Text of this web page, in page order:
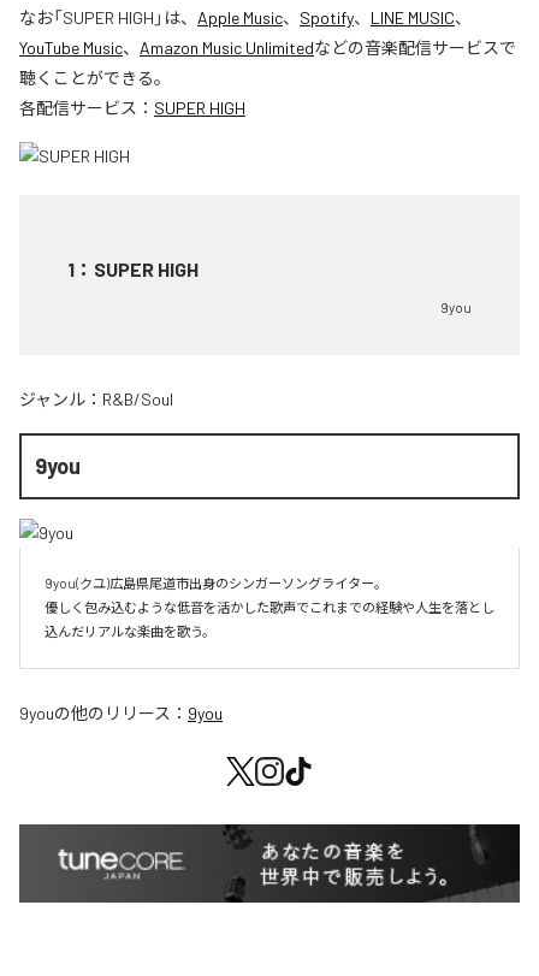
なお「SUPER HIGH 」は、 Apple Music、 Spotify、 LINE MUSIC、
YouTube Music、 Amazon Music Unlimitedなどの音楽配信サービスで
聴くことができる。
各配信サービス： SUPER HIGH
1 ： SUPER HIGH
9you
ジャンル： R&B/Soul
9you
9you(クユ)広島県尾道市出身のシンガーソングライター。
優しく包み込むような低音を活かした歌声でこれまでの経験や人生を落とし
込んだリアルな楽曲を歌う。
9youの他のリリース： 9you